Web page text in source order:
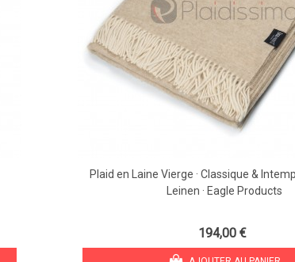
Plaid en Laine Vierge · Classique &
Leinen · Eagle Products
194,00 €